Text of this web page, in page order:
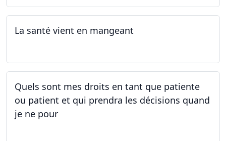
La santé vient en mangeant
Quels sont mes droits en tant que patiente
ou patient et qui prendra les décisions quand
je ne pour